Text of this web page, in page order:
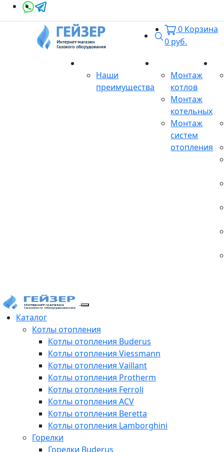
Поиск
0 Корзина
0 руб.
Наши
преимущества
Монтаж
котлов
Монтаж
котельных
Монтаж
систем
отопления
Каталог
Котлы отопления
Котлы отопления Buderus
Котлы отопления Viessmann
Котлы отопления Vaillant
Котлы отопления Protherm
Котлы отопления Ferroli
Котлы отопления ACV
Котлы отопления Beretta
Котлы отопления Lamborghini
Горелки
Горелки Buderus